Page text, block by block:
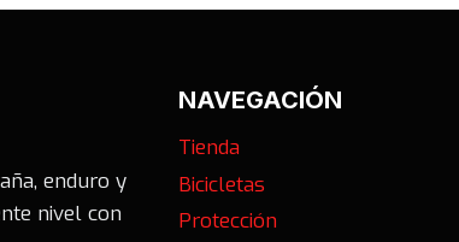
enduro y
nivel con
NAVEGACIÓN
Tienda
Bicicletas
Protección